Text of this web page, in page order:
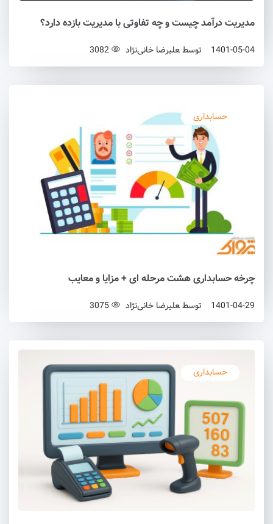
مدیریت درآمد چیست و چه تفاوتی با مدیریت بازده دارد؟
1401-05-04 توسط علیرضا خانی‌نژاد
حسابداری
چرخه حسابداری هشت مرحله ای + مزایا و معایب
1401-04-29 توسط علیرضا خانی‌نژاد
حسابداری